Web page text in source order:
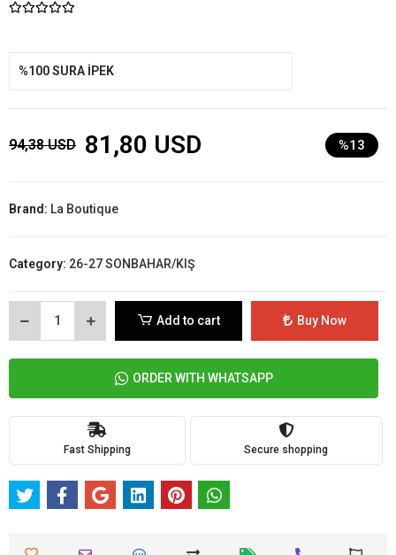
%100 SURA İPEK
94,38 USD 81,80 USD %13
Brand: La Boutique
Category: 26-27 SONBAHAR/KIŞ
Add to cart Buy Now
ORDER WITH WHATSAPP
Fast Shipping Secure shopping